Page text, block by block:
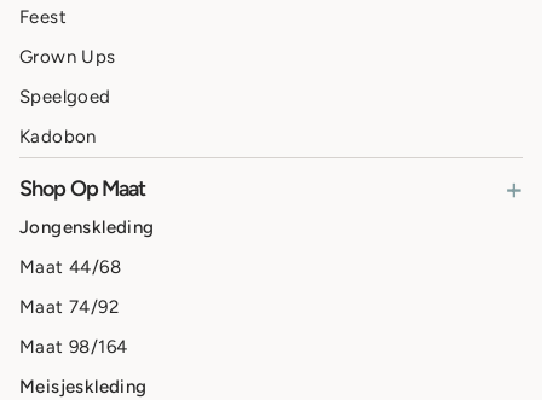
Feest
Grown Ups
Speelgoed
Kadobon
Shop Op Maat +
Jongenskleding
Maat 44/68
Maat 74/92
Maat 98/164
Meisjeskleding